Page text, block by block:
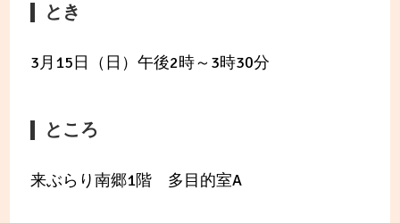
とき
3月15日（日）午後2時～3時30分
ところ
来ぶらり南郷1階 多目的室A